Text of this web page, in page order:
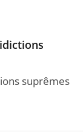
suprêmes